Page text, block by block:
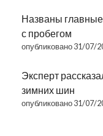
Названы
с пробегом
опубликовано 31/07/
Эксперт
зимних шин
опубликовано 31/07/